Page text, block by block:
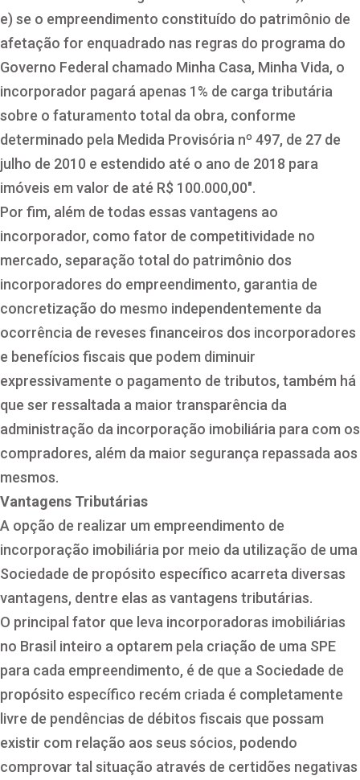
e) se o empreendimento constituído do patrimônio de
afetação for enquadrado nas regras do programa do
Governo Federal chamado Minha Casa, Minha Vida, o
incorporador pagará apenas 1% de carga tributária
sobre o faturamento total da obra, conforme
determinado pela Medida Provisória nº 497, de 27 de
julho de 2010 e estendido até o ano de 2018 para
imóveis em valor de até R$ 100.000,00″.
Por fim, além de todas essas vantagens ao
incorporador, como fator de competitividade no
mercado, separação total do patrimônio dos
incorporadores do empreendimento, garantia de
concretização do mesmo independentemente da
ocorrência de reveses financeiros dos incorporadores
e benefícios fiscais que podem diminuir
expressivamente o pagamento de tributos, também há
que ser ressaltada a maior transparência da
administração da incorporação imobiliária para com os
compradores, além da maior segurança repassada aos
mesmos.
Vantagens Tributárias
A opção de realizar um empreendimento de
incorporação imobiliária por meio da utilização de uma
Sociedade de propósito específico acarreta diversas
vantagens, dentre elas as vantagens tributárias.
O principal fator que leva incorporadoras imobiliárias
no Brasil inteiro a optarem pela criação de uma SPE
para cada empreendimento, é de que a Sociedade de
propósito específico recém criada é completamente
livre de pendências de débitos fiscais que possam
existir com relação aos seus sócios, podendo
comprovar tal situação através de certidões negativas